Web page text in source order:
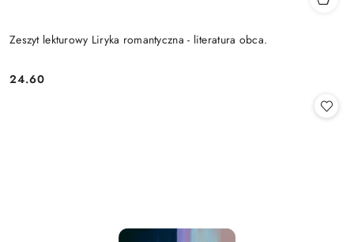
Zeszyt lekturowy Liryka romantyczna - literatura obca.
Cena:
24.60